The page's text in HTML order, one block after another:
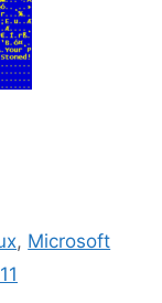
, Microsoft